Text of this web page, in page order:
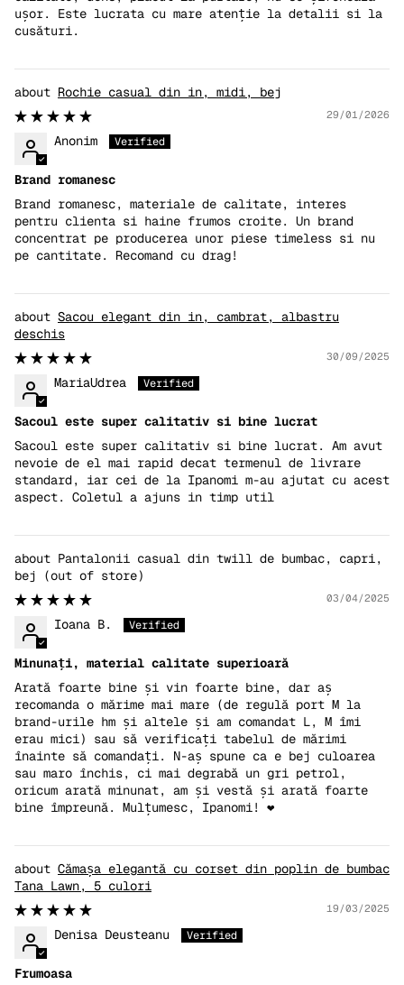
ușor. Este lucrata cu mare atenție la detalii si la
cusături.
Rochie casual din in, midi, bej
29/01/2026
Anonim
Brand romanesc
Brand romanesc, materiale de calitate, interes
pentru clienta si haine frumos croite. Un brand
concentrat pe producerea unor piese timeless si nu
pe cantitate. Recomand cu drag!
Sacou elegant din in, cambrat, albastru
deschis
30/09/2025
MariaUdrea
Sacoul este super calitativ si bine lucrat
Sacoul este super calitativ si bine lucrat. Am avut
nevoie de el mai rapid decat termenul de livrare
standard, iar cei de la Ipanomi m-au ajutat cu acest
aspect. Coletul a ajuns in timp util
Pantalonii casual din twill de bumbac, capri,
bej
03/04/2025
Ioana B.
Minunați, material calitate superioară
Arată foarte bine și vin foarte bine, dar aș
recomanda o mărime mai mare (de regulă port M la
brand-urile hm și altele și am comandat L, M îmi
erau mici) sau să verificați tabelul de mărimi
înainte să comandați. N-aș spune ca e bej culoarea
sau maro închis, ci mai degrabă un gri petrol,
oricum arată minunat, am și vestă și arată foarte
bine împreună. Mulțumesc, Ipanomi! ❤️
Cămașa elegantă cu corset din poplin de bumbac
Tana Lawn, 5 culori
19/03/2025
Denisa Deusteanu
Frumoasa